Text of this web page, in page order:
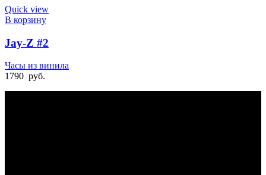
Quick view
В корзину
Jay-Z #2
Часы из винила
1790 руб.